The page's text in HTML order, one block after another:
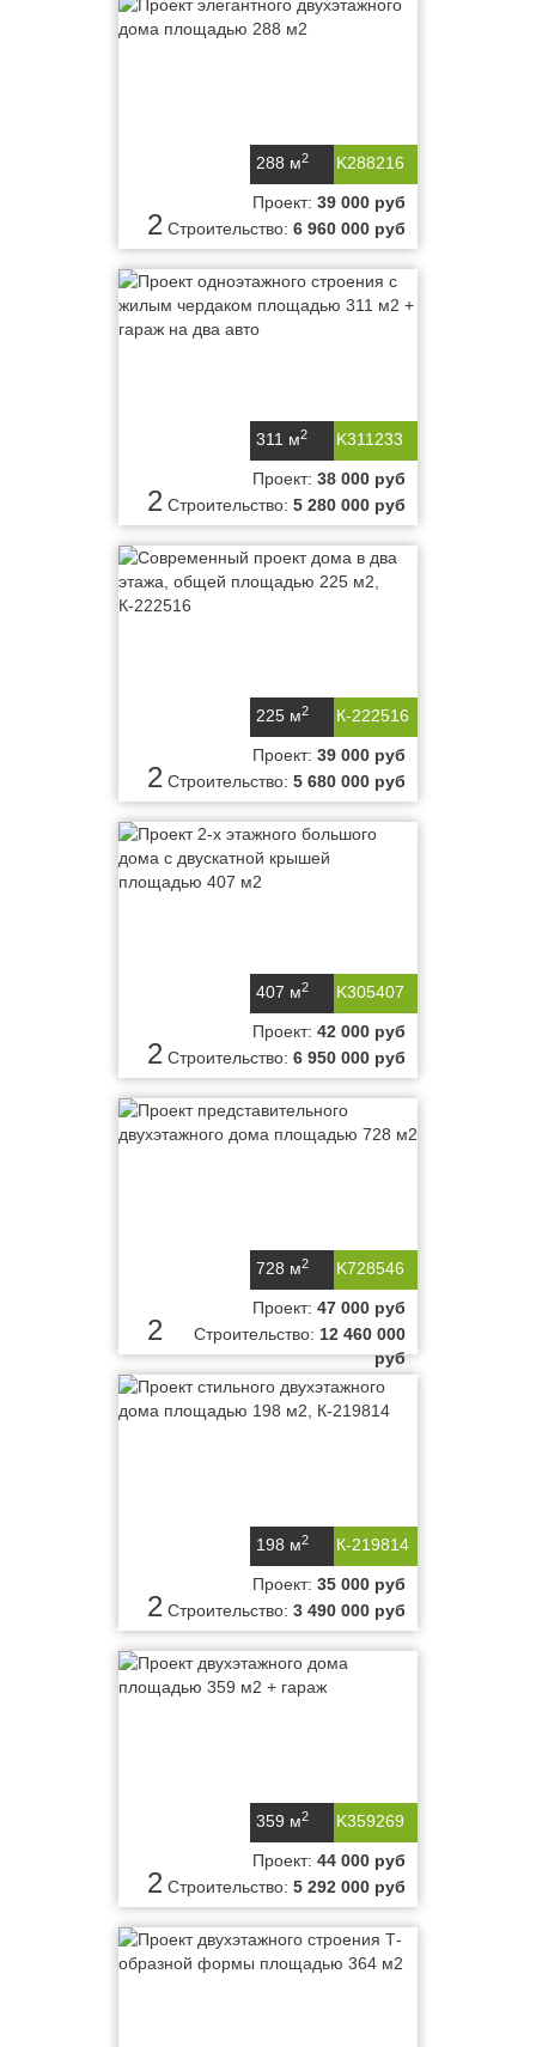
K288216
288 м2
2
Проект: 39 000 руб
Строительство: 6 960 000 руб
K311233
311 м2
2
Проект: 38 000 руб
Строительство: 5 280 000 руб
К-222516
225 м2
2
Проект: 39 000 руб
Строительство: 5 680 000 руб
K305407
407 м2
2
Проект: 42 000 руб
Строительство: 6 950 000 руб
K728546
728 м2
2
Проект: 47 000 руб
Строительство: 12 460 000
руб
К-219814
198 м2
2
Проект: 35 000 руб
Строительство: 3 490 000 руб
K359269
359 м2
2
Проект: 44 000 руб
Строительство: 5 292 000 руб